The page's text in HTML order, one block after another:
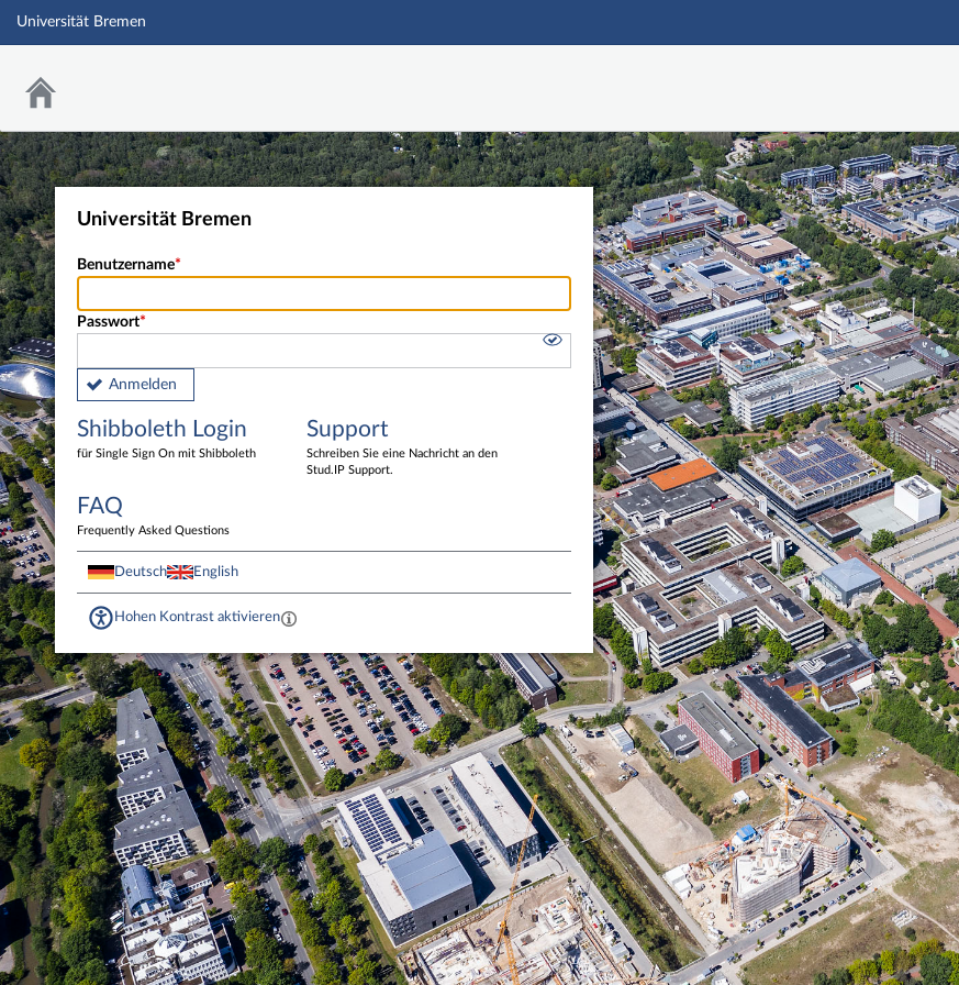
Hauptnavigation
Universität Bremen
Universität Bremen
Benutzername
Passwort
Anmelden
Shibboleth Login
für Single Sign On mit Shibboleth
Support
Schreiben Sie eine Nachricht an den
Stud.IP Support.
FAQ
Frequently Asked Questions
Deutsch English
Hohen Kontrast aktivieren